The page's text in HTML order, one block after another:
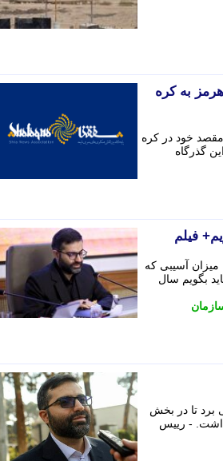
به کره
خود در کره
گذرگاه
فیلم
آسیبی که
بگویم سال
برد تا در بخش
- رییس